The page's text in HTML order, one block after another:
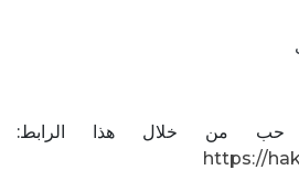
من خلال هذا الرابط:
https://